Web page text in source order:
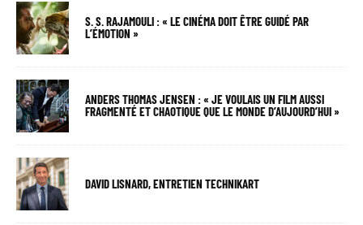
S. S. RAJAMOULI : « LE CINÉMA DOIT ÊTRE GUIDÉ PAR
L’ÉMOTION »
ANDERS THOMAS JENSEN : « JE VOULAIS UN FILM AUSSI
FRAGMENTÉ ET CHAOTIQUE QUE LE MONDE D’AUJOURD’HUI »
DAVID LISNARD, ENTRETIEN TECHNIKART